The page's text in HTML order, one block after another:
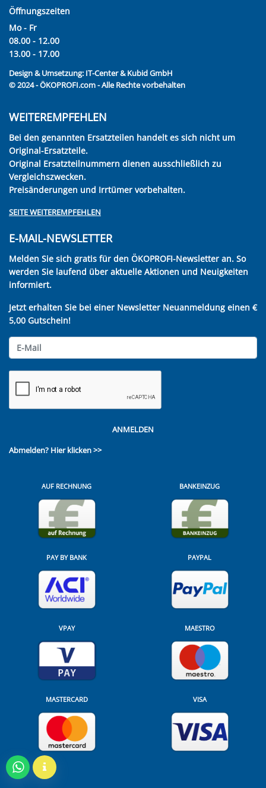
Öffnungszeiten
Mo - Fr
08.00 - 12.00
13.00 - 17.00
Design & Umsetzung: IT-Center & Kubid GmbH
© 2024 - ÖKOPROFI.com - Alle Rechte vorbehalten
WEITEREMPFEHLEN
Bei den genannten Ersatzteilen handelt es sich nicht um
Original-Ersatzteile.
Original Ersatzteilnummern dienen ausschließlich zu
Vergleichszwecken.
Preisänderungen und Irrtümer vorbehalten.
SEITE WEITEREMPFEHLEN
E-MAIL-NEWSLETTER
Melden Sie sich gratis für den ÖKOPROFI-Newsletter an. So
werden Sie laufend über aktuelle Aktionen und Neuigkeiten
informiert.
Jetzt erhalten Sie bei einer Newsletter Neuanmeldung einen €
5,00 Gutschein!
ANMELDEN
Abmelden? Hier klicken >>
AUF RECHNUNG BANKEINZUG
PAY BY BANK PAYPAL
VPAY MAESTRO
MASTERCARD VISA